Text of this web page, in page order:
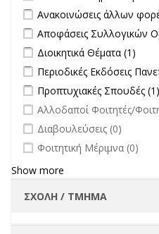
Apply Ανακοινώσεις
Ανακοινώσεις άλλων
Apply Αποφάσεις
Αποφάσεις Συλλογικών
Apply Διοικητικά Θέματα
Διοικητικά Θέματα (1)
Apply Περιοδικές
Περιοδικές Εκδόσεις
Apply Προπτυχιακές
Προπτυχιακές Σπουδές (1)
undefined
Αλλοδαποί Φοιτητές/
undefined
Διαβουλεύσεις (0)
undefined
Φοιτητική Μέριμνα (0)
Show more